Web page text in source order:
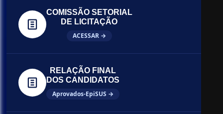
COMISSÃO SETORIAL
DE LICITAÇÃO
ACESSAR →
RELAÇÃO FINAL
DOS CANDIDATOS
Aprovados-EpiSUS →